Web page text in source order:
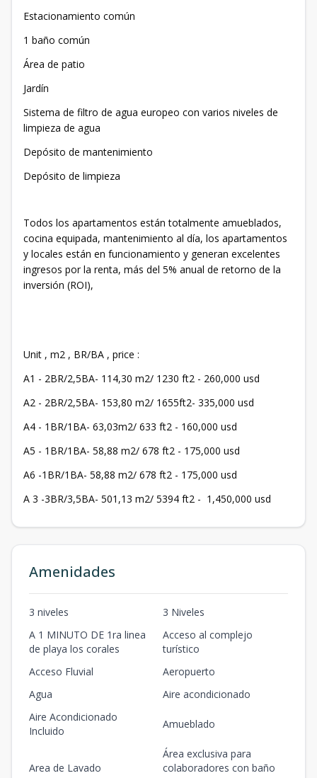
Estacionamiento común
1 baño común
Área de patio
Jardín
Sistema de filtro de agua europeo con varios niveles de
limpieza de agua
Depósito de mantenimiento
Depósito de limpieza
Todos los apartamentos están totalmente amueblados,
cocina equipada, mantenimiento al día, los apartamentos
y locales están en funcionamiento y generan excelentes
ingresos por la renta, más del 5% anual de retorno de la
inversión (ROI),
Unit , m2 , BR/BA , price :
А1 - 2BR/2,5BA- 114,30 m2/ 1230 ft2 - 260,000 usd
А2 - 2BR/2,5BA- 153,80 m2/ 1655ft2- 335,000 usd
А4 - 1BR/1BA- 63,03m2/ 633 ft2 - 160,000 usd
А5 - 1BR/1BA- 58,88 m2/ 678 ft2 - 175,000 usd
А6 -1BR/1BA- 58,88 m2/ 678 ft2 - 175,000 usd
А 3 -3BR/3,5BA- 501,13 m2/ 5394 ft2 - 1,450,000 usd
Amenidades
3 niveles
3 Niveles
A 1 MINUTO DE 1ra linea
de playa los corales
Acceso al complejo
turístico
Acceso Fluvial
Aeropuerto
Agua
Aire acondicionado
Aire Acondicionado
Incluido
Amueblado
Area de Lavado
Área exclusiva para
colaboradores con baño